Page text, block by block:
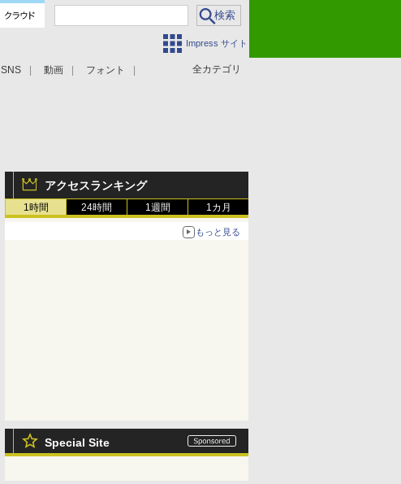
Impress サイト
全カテゴリ
SNS 動画 フォント
アクセスランキング
1時間 24時間 1週間 1カ月
もっと見る
Special Site